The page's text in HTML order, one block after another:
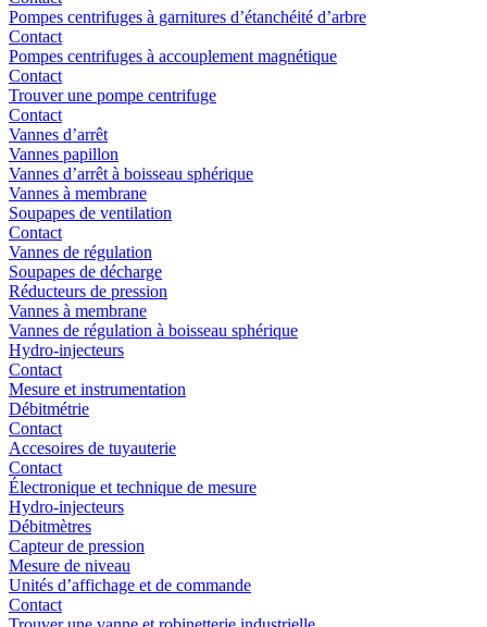
Pompes centrifuges à garnitures d’étanchéité d’arbre
Contact
Pompes centrifuges à accouplement magnétique
Contact
Trouver une pompe centrifuge
Contact
Vannes d’arrêt
Vannes papillon
Vannes d’arrêt à boisseau sphérique
Vannes à membrane
Soupapes de ventilation
Contact
Vannes de régulation
Soupapes de décharge
Réducteurs de pression
Vannes à membrane
Vannes de régulation à boisseau sphérique
Hydro-injecteurs
Contact
Mesure et instrumentation
Débitmétrie
Contact
Accesoires de tuyauterie
Contact
Électronique et technique de mesure
Hydro-injecteurs
Débitmètres
Capteur de pression
Mesure de niveau
Unités d’affichage et de commande
Contact